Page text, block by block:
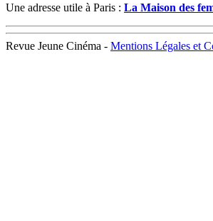
Une adresse utile à Paris : La Maison des
Revue Jeune Cinéma - Mentions Légales et